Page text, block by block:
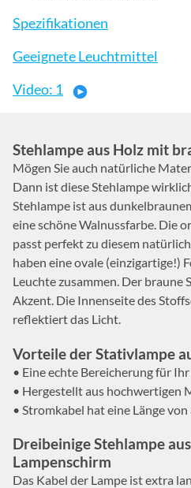
Spezifikationen
Geeignete Leuchtmittel
Video: 1
Stehlampe aus Holz mit
Mögen Sie auch natürliche
Dann ist diese Stehlampe
Stehlampe ist aus
eine schöne Walnussfarbe. Die
passt perfekt zu diesem
haben eine ovale (einzigartige!)
Leuchte zusammen. Der braune
Akzent. Die Innenseite des
reflektiert das Licht.
Vorteile der Stativlampe
• Eine echte Bereicherung für
• Hergestellt aus hochwertigen
• Stromkabel hat eine Länge von
Dreibeinige Stehlampe
Lampenschirm
Das Kabel der Lampe ist extra